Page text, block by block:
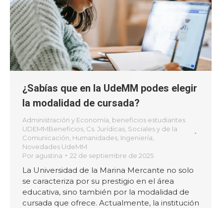
¿Sabías que en la UdeMM podes elegir
la modalidad de cursada?
Administración y Economía beneficios estudiantes
UDEMMBeneficios Cs. Jurídicas, Sociales y de la
Comunicación Humanidades Ingeniería
Novedades UdeMM
Por agustina 22 de septiembre de 2025
La Universidad de la Marina Mercante no solo
se caracteriza por su prestigio en el área
educativa, sino también por la modalidad de
cursada que ofrece. Actualmente, la institución